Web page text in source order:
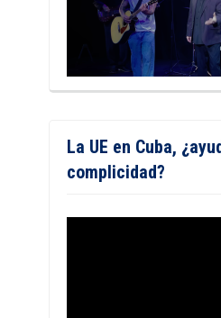
La UE en Cuba,
complicidad?